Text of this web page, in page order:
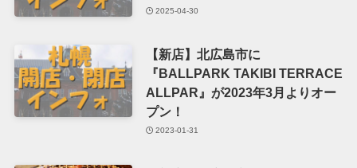
2025-04-30
【新店】北広島市に
『BALLPARK TAKIBI TERRACE
ALLPAR』が2023年3月よりオー
プン！
2023-01-31